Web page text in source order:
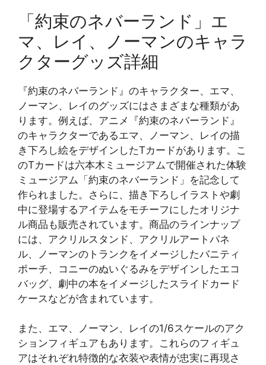
「約束のネバーランド」エ
マ、レイ、ノーマンのキャラ
クターグッズ詳細
『約束のネバーランド』のキャラクター、エマ、
ノーマン、レイのグッズにはさまざまな種類があ
ります。例えば、アニメ『約束のネバーランド』
のキャラクターであるエマ、ノーマン、レイの描
き下ろし絵をデザインしたTカードがあります。こ
のTカードは六本木ミュージアムで開催された体験
ミュージアム「約束のネバーランド」を記念して
作られました。さらに、描き下ろしイラストや劇
中に登場するアイテムをモチーフにしたオリジナ
ル商品も販売されています。商品のラインナップ
には、アクリルスタンド、アクリルアートパネ
ル、ノーマンのトランクをイメージしたバニティ
ポーチ、コニーのぬいぐるみをデザインしたエコ
バッグ、劇中の本をイメージしたスライドカード
ケースなどが含まれています​​。
また、エマ、ノーマン、レイの1/6スケールのアク
ションフィギュアもあります。これらのフィギュ
アはそれぞれ特徴的な衣装や表情が忠実に再現さ